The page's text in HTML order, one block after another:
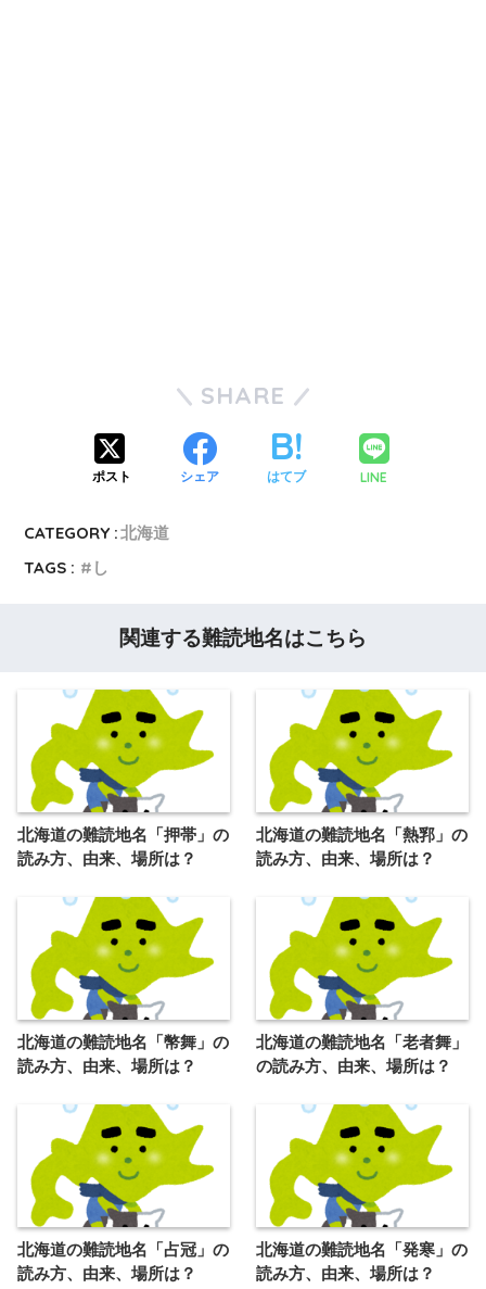
SHARE
ポスト シェア はてブ LINE
CATEGORY :北海道
TAGS :
し
関連する難読地名はこちら
北海道の難読地名「押帯」の
読み方、由来、場所は？
北海道の難読地名「熱郛」の
読み方、由来、場所は？
北海道の難読地名「幣舞」の
読み方、由来、場所は？
北海道の難読地名「老者舞」
の読み方、由来、場所は？
北海道の難読地名「占冠」の
読み方、由来、場所は？
北海道の難読地名「発寒」の
読み方、由来、場所は？